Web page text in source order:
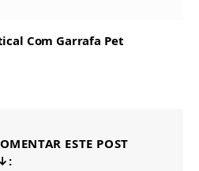
Com Garrafa Pet
ESTE POST